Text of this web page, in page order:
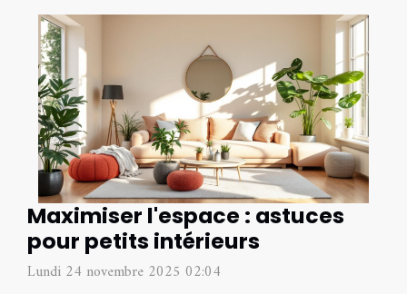
Maximiser l'espace : astuces
pour petits intérieurs
Lundi 24 novembre 2025 02:04